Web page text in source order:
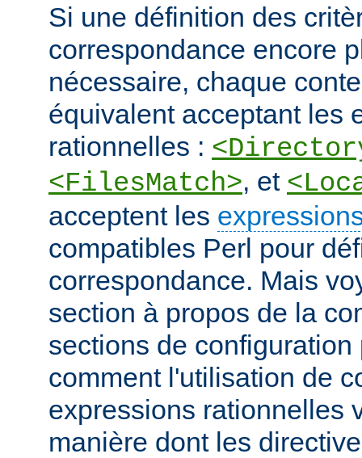
Si une définition des
correspondance encore
nécessaire, chaque
équivalent acceptant les
rationnelles :
<FilesMatch>, et
acceptent les
compatibles Perl pour
correspondance. Mais
section à propos de la
sections de
comment l'utilisation de
expressions rationnelles
manière dont les